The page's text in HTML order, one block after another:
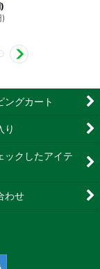
)
ングカート
り
ックしたアイテ
わせ